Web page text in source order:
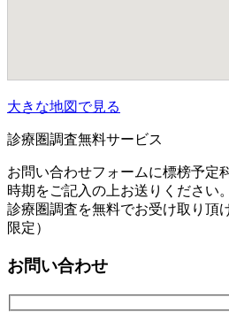
大きな地図で見る
診療圏調査無料サービス
お問い合わせフォームに標榜予定
時期をご記入の上お送りください。
診療圏調査を無料でお受け取り頂
限定）
お問い合わせ